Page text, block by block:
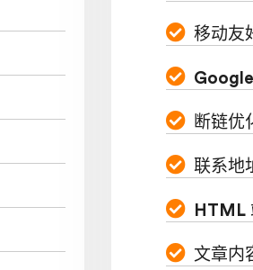
移动友
断链优
联系地
HTML
文章内